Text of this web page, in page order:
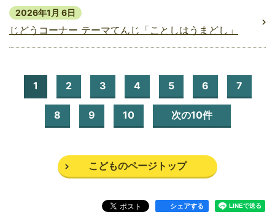
2026年1月 6日
じどうコーナー テーマてんじ「ことしはうまどし」
1 2 3 4 5 6 7
8 9 10 次の10件
こどものページトップ
シェアする